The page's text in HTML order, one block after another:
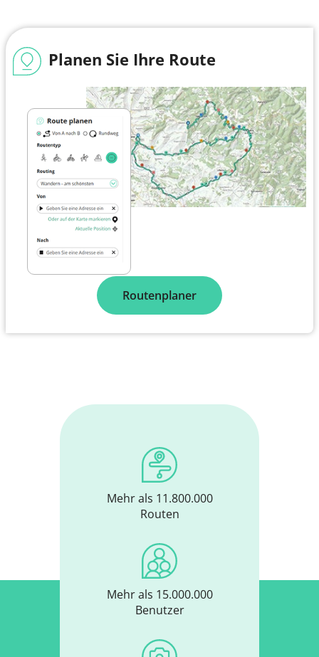
Planen Sie Ihre Route
Routenplaner
Mehr als 11.800.000
Routen
Mehr als 15.000.000
Benutzer